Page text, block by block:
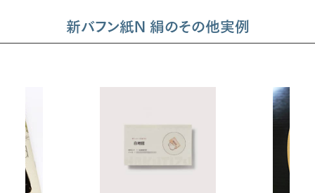
新バフン紙N 絹のその他実例